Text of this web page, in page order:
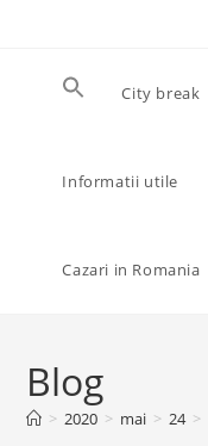
City break
Informatii utile
Cazari in Romania
Blog
> 2020 > mai > 24 >